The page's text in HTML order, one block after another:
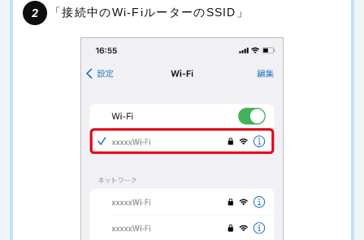
「接続中のWi-FiルーターのSSID」